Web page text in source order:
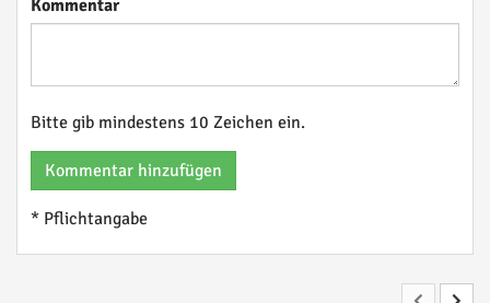
Kommentar
Bitte gib mindestens 10 Zeichen ein.
Kommentar hinzufügen
* Pflichtangabe